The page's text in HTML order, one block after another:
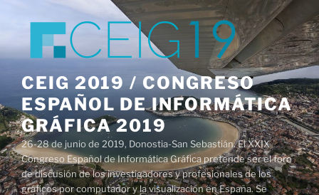
CEIG 2019 / CONGRESO
ESPAÑOL DE INFORMÁTICA
GRÁFICA 2019
26-28 de junio de 2019, Donostia-San Sebastián. El XXIX
Congreso Español de Informática Gráfica pretende ser el foro
de discusión de los investigadores y profesionales de los
gráficos por computador y la visualización en España. Se